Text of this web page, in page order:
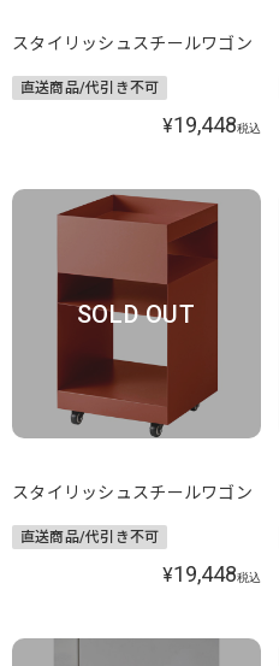
スタイリッシュスチールワゴン
直送商品/代引き不可
¥19,448税込
SOLD OUT
スタイリッシュスチールワゴン
直送商品/代引き不可
¥19,448税込